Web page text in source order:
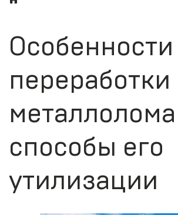
Особенности
переработки
способы его
утилизации